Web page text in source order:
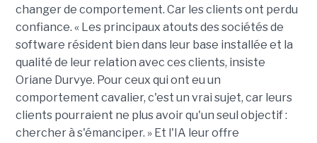
changer de comportement. Car les clients ont perdu
confiance. « Les principaux atouts des sociétés de
software résident bien dans leur base installée et la
qualité de leur relation avec ces clients, insiste
Oriane Durvye. Pour ceux qui ont eu un
comportement cavalier, c'est un vrai sujet, car leurs
clients pourraient ne plus avoir qu'un seul objectif :
chercher à s'émanciper. » Et l'IA leur offre